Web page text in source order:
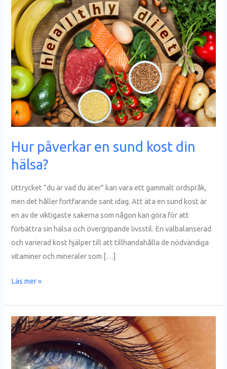
Hur påverkar en sund kost din
hälsa?
Uttrycket ”du är vad du äter” kan vara ett gammalt ordspråk,
men det håller fortfarande sant idag. Att äta en sund kost är
en av de viktigaste sakerna som någon kan göra för att
förbättra sin hälsa och övergripande livsstil. En välbalanserad
och varierad kost hjälper till att tillhandahålla de nödvändiga
vitaminer och mineraler som […]
påverkar
en
sund
kost
din
hälsa?
Läs mer »
Hur
du
tar
hand